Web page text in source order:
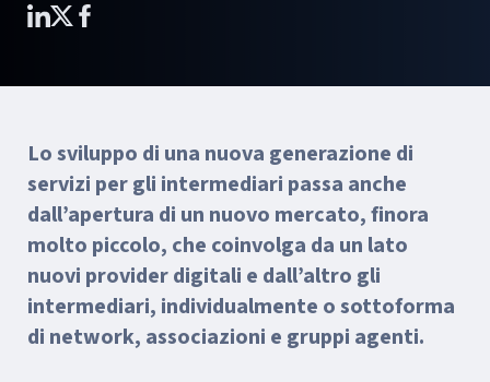
Lo sviluppo di una nuova generazione di
servizi per gli intermediari passa anche
dall’apertura di un nuovo mercato, finora
molto piccolo, che coinvolga da un lato
nuovi provider digitali e dall’altro gli
intermediari, individualmente o sottoforma
di network, associazioni e gruppi agenti.